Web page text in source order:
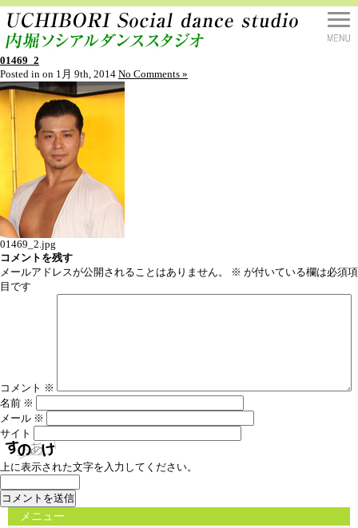
01469_2
Posted in on 1月 9th, 2014 No Comments »
01469_2.jpg
コメントを残す
メールアドレスが公開されることはありません。
※ が付いている欄は必須項
目です
コメント ※
名前 ※
メール ※
サイト
上に表示された文字を入力してください。
メニュー